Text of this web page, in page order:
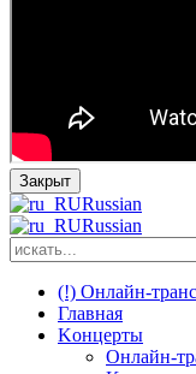
Закрыт
Russian
Russian
(!) Онлайн-
Главная
Kонцерты
Онлайн-